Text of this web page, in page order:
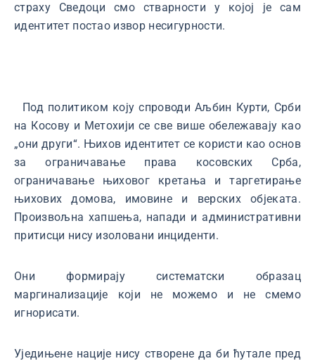
страху Сведоци смо стварности у којој је сам
идентитет постао извор несигурности.
Под политиком коју спроводи Аљбин Курти, Срби
на Косову и Метохији се све више обележавају као
„они други“. Њихов идентитет се користи као основ
за ограничавање права косовских Срба,
ограничавање њиховог кретања и таргетирање
њихових домова, имовине и верских објеката.
Произвољна хапшења, напади и административни
притисци нису изоловани инциденти.
Они формирају систематски образац
маргинализације који не можемо и не смемо
игнорисати.
Уједињене нације нису створене да би ћутале пред